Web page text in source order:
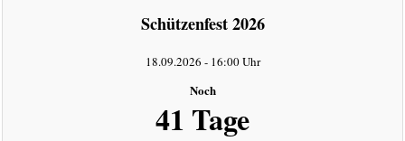
Schützenfest 2026
18.09.2026 - 16:00 Uhr
Noch
41 Tage